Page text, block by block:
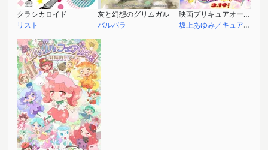
クラシカロイド
リスト
灰と幻想のグリムガル
バルバラ
映画プリキュアオールスターズ みんなで歌う♪奇跡の魔法！
坂上あゆみ／キュアエコー